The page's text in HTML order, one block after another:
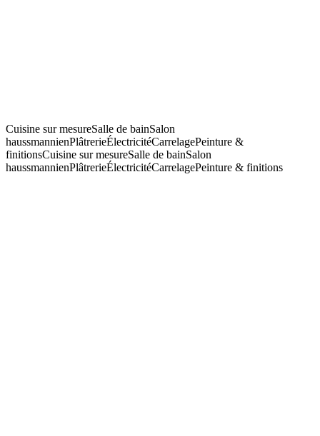
Cuisine sur mesureSalle de bainSalon
haussmannienPlâtrerieÉlectricitéCarrelagePeinture &
finitionsCuisine sur mesureSalle de bainSalon
haussmannienPlâtrerieÉlectricitéCarrelagePeinture & finitions